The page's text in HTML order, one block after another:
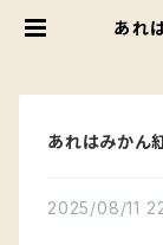
あれ
あれはみかん
2025/08/11